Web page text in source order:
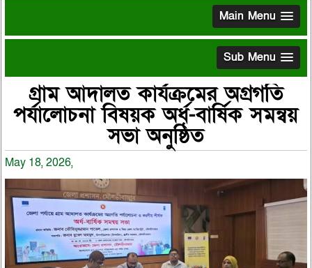
Main Menu
Sub Menu
গ্রাম আদালত কার্যক্রমের অগ্রগতি
পর্যালোচনা বিষয়ক অর্ধ-বার্ষিক সমন্বয়
সভা অনুষ্ঠিত
May 18, 2026,